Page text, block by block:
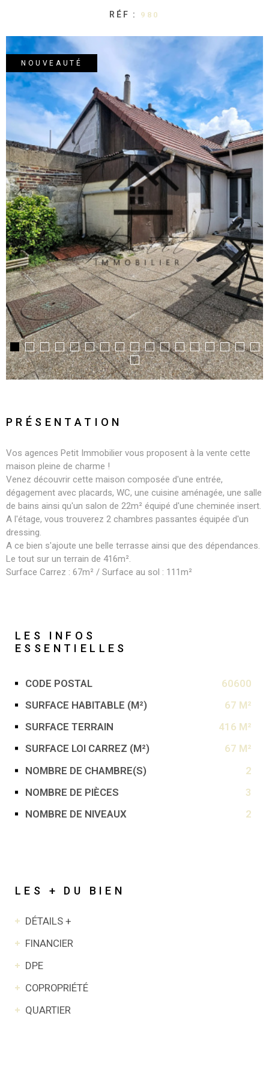
RÉF : 980
NOUVEAUTÉ
PRÉSENTATION
Vos agences Petit Immobilier vous proposent à la vente cette
maison pleine de charme !
Venez découvrir cette maison composée d'une entrée,
dégagement avec placards, WC, une cuisine aménagée, une salle
de bains ainsi qu'un salon de 22m² équipé d'une cheminée insert.
A l'étage, vous trouverez 2 chambres passantes équipée d'un
dressing.
A ce bien s'ajoute une belle terrasse ainsi que des dépendances.
Le tout sur un terrain de 416m².
Surface Carrez : 67m² / Surface au sol : 111m²
LES INFOS
ESSENTIELLES
Caractérisque Valeurs
CODE POSTAL
60600
SURFACE HABITABLE (M²)
67 M²
SURFACE TERRAIN
416 M²
SURFACE LOI CARREZ (M²)
67 M²
NOMBRE DE CHAMBRE(S)
2
NOMBRE DE PIÈCES
3
NOMBRE DE NIVEAUX
2
LES + DU BIEN
DÉTAILS +
FINANCIER
DPE
COPROPRIÉTÉ
QUARTIER